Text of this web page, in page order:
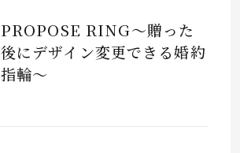
PROPOSE RING～贈った
後にデザイン変更できる婚約
指輪～